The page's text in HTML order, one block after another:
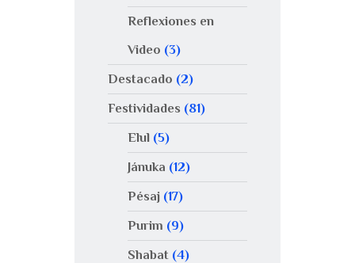
Reflexiones en
Video (3)
Destacado (2)
Festividades (81)
Elul(5)
Jánuka (12)
Pésaj(17)
Purim (9)
Shabat(4)